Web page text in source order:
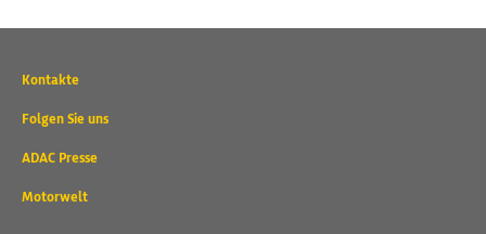
Wichtige
und
Links
Kontakte
Folgen Sie uns
ADAC Presse
Motorwelt